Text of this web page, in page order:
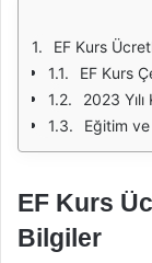
EF Kurs
EF Kurs
2023
Eğitim
EF Kurs
Bilgiler